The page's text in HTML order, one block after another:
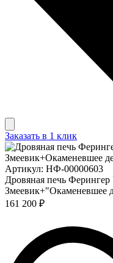
Заказать в 1 клик
Артикул: НФ-00000603
Дровяная печь
Змеевик+"Окаменевшее
161 200 ₽